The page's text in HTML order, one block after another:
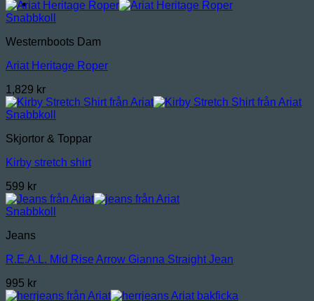
Snabbkoll
Westernboots Dam
Ariat Heritage Roper
1,829 kr
Snabbkoll
Skjortor & Toppar
Kirby stretch shirt
599 kr
Snabbkoll
Jeans
R.E.A.L. Mid Rise Arrow Gianna Straight Jean
995 kr